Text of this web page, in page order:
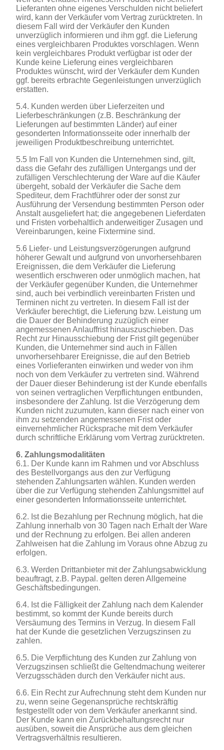
Lieferanten ohne eigenes Verschulden nicht beliefert
wird, kann der Verkäufer vom Vertrag zurücktreten. In
diesem Fall wird der Verkäufer den Kunden
unverzüglich informieren und ihm ggf. die Lieferung
eines vergleichbaren Produktes vorschlagen. Wenn
kein vergleichbares Produkt verfügbar ist oder der
Kunde keine Lieferung eines vergleichbaren
Produktes wünscht, wird der Verkäufer dem Kunden
ggf. bereits erbrachte Gegenleistungen unverzüglich
erstatten.
5.4. Kunden werden über Lieferzeiten und
Lieferbeschränkungen (z.B. Beschränkung der
Lieferungen auf bestimmten Länder) auf einer
gesonderten Informationsseite oder innerhalb der
jeweiligen Produktbeschreibung unterrichtet.
5.5 Im Fall von Kunden die Unternehmen sind, gilt,
dass die Gefahr des zufälligen Untergangs und der
zufälligen Verschlechterung der Ware auf die Käufer
übergeht, sobald der Verkäufer die Sache dem
Spediteur, dem Frachtführer oder der sonst zur
Ausführung der Versendung bestimmten Person oder
Anstalt ausgeliefert hat; die angegebenen Lieferdaten
und Fristen vorbehaltlich anderweitiger Zusagen und
Vereinbarungen, keine Fixtermine sind.
5.6 Liefer- und Leistungsverzögerungen aufgrund
höherer Gewalt und aufgrund von unvorhersehbaren
Ereignissen, die dem Verkäufer die Lieferung
wesentlich erschweren oder unmöglich machen, hat
der Verkäufer gegenüber Kunden, die Unternehmer
sind, auch bei verbindlich vereinbarten Fristen und
Terminen nicht zu vertreten. In diesem Fall ist der
Verkäufer berechtigt, die Lieferung bzw. Leistung um
die Dauer der Behinderung zuzüglich einer
angemessenen Anlauffrist hinauszuschieben. Das
Recht zur Hinausschiebung der Frist gilt gegenüber
Kunden, die Unternehmer sind auch in Fällen
unvorhersehbarer Ereignisse, die auf den Betrieb
eines Vorlieferanten einwirken und weder von ihm
noch von dem Verkäufer zu vertreten sind. Während
der Dauer dieser Behinderung ist der Kunde ebenfalls
von seinen vertraglichen Verpflichtungen entbunden,
insbesondere der Zahlung. Ist die Verzögerung dem
Kunden nicht zuzumuten, kann dieser nach einer von
ihm zu setzenden angemessenen Frist oder
einvernehmlicher Rücksprache mit dem Verkäufer
durch schriftliche Erklärung vom Vertrag zurücktreten.
6. Zahlungsmodalitäten
6.1. Der Kunde kann im Rahmen und vor Abschluss
des Bestellvorgangs aus den zur Verfügung
stehenden Zahlungsarten wählen. Kunden werden
über die zur Verfügung stehenden Zahlungsmittel auf
einer gesonderten Informationsseite unterrichtet.
6.2. Ist die Bezahlung per Rechnung möglich, hat die
Zahlung innerhalb von 30 Tagen nach Erhalt der Ware
und der Rechnung zu erfolgen. Bei allen anderen
Zahlweisen hat die Zahlung im Voraus ohne Abzug zu
erfolgen.
6.3. Werden Drittanbieter mit der Zahlungsabwicklung
beauftragt, z.B. Paypal. gelten deren Allgemeine
Geschäftsbedingungen.
6.4. Ist die Fälligkeit der Zahlung nach dem Kalender
bestimmt, so kommt der Kunde bereits durch
Versäumung des Termins in Verzug. In diesem Fall
hat der Kunde die gesetzlichen Verzugszinsen zu
zahlen.
6.5. Die Verpflichtung des Kunden zur Zahlung von
Verzugszinsen schließt die Geltendmachung weiterer
Verzugsschäden durch den Verkäufer nicht aus.
6.6. Ein Recht zur Aufrechnung steht dem Kunden nur
zu, wenn seine Gegenansprüche rechtskräftig
festgestellt oder von dem Verkäufer anerkannt sind.
Der Kunde kann ein Zurückbehaltungsrecht nur
ausüben, soweit die Ansprüche aus dem gleichen
Vertragsverhältnis resultieren.